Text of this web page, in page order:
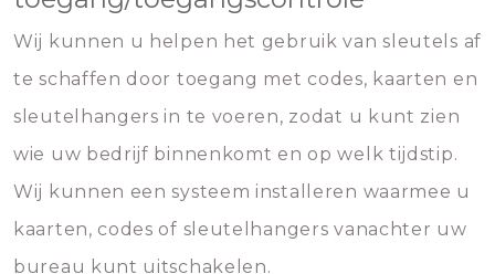
Wij kunnen u helpen het gebruik van sleutels af
te schaffen door toegang met codes, kaarten en
sleutelhangers in te voeren, zodat u kunt zien
wie uw bedrijf binnenkomt en op welk tijdstip.
Wij kunnen een systeem installeren waarmee u
kaarten, codes of sleutelhangers vanachter uw
bureau kunt uitschakelen.